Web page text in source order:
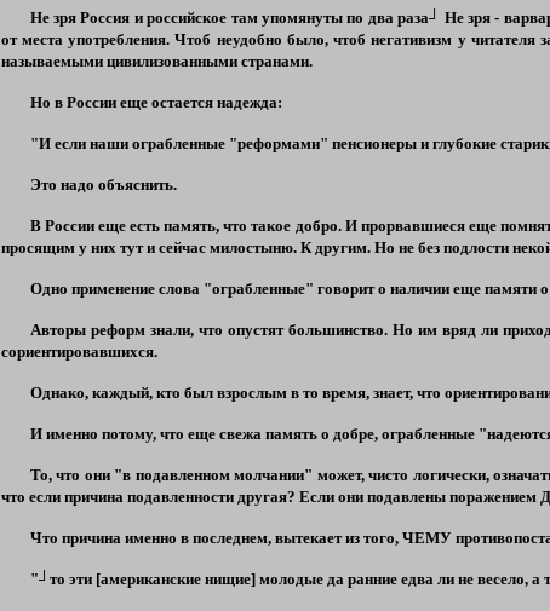
Не зря Россия и российское там упомянуты по два раза┘ Не зря -
от места употребления. Чтоб неудобно было, чтоб негативизм у
называемыми цивилизованными странами.
Но в России еще остается надежда:
"И если наши ограбленные "реформами" пенсионеры и глубокие
Это надо объяснить.
В России еще есть память, что такое добро. И прорвавшиеся еще
просящим у них тут и сейчас милостыню. К другим. Но не без подлости
Одно применение слова "ограбленные" говорит о наличии еще памяти
Авторы реформ знали, что опустят большинство. Но им вряд ли
сориентировавшихся.
Однако, каждый, кто был взрослым в то время, знает, что
И именно потому, что еще свежа память о добре, ограбленные
То, что они "в подавленном молчании" может, чисто логически,
что если причина подавленности другая? Если они подавлены поражением
Что причина именно в последнем, вытекает из того, ЧЕМУ
"┘то эти [американские нищие]молодые да ранние едва ли не весело,